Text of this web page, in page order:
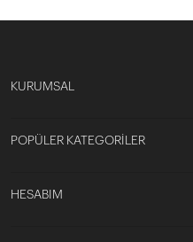
KURUMSAL
POPÜLER KATEGORİLER
HESABIM